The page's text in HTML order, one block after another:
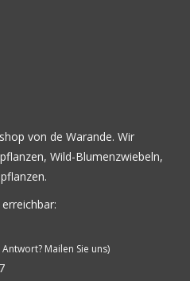
von de Warande. Wir
Wild-Blumenzwiebeln,
Antwort? Mailen Sie uns)